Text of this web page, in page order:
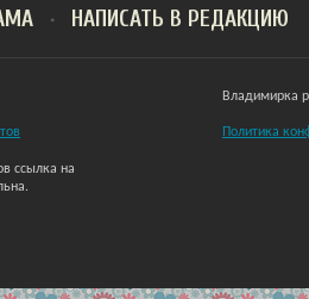
НАПИСАТЬ В РЕДАКЦИЮ
ссылка на
Владимирка
Политика